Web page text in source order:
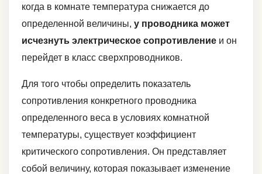
когда в комнате температура снижается до
определенной величины, у проводника может
исчезнуть электрическое сопротивление и он
перейдет в класс сверхпроводников.
Для того чтобы определить показатель
сопротивления конкретного проводника
определенного веса в условиях комнатной
температуры, существует коэффициент
критического сопротивления. Он представляет
собой величину, которая показывает изменение